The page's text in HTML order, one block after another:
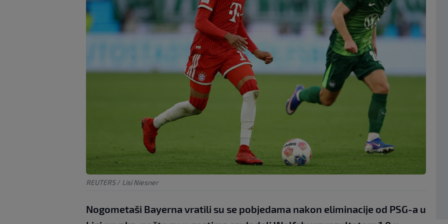
REUTERS / Lisi Niesner
Nogometaši Bayerna vratili su se pobjedama nakon eliminacije od PSG-a u